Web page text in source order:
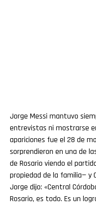
Jorge Messi mantuvo
entrevistas ni mostrarse
apariciones fue el 28 de
sorprendieron en una de
de Rosario viendo el
propiedad de la familia— y
Jorge dijo: «Central
Rosario, es todo. Es un